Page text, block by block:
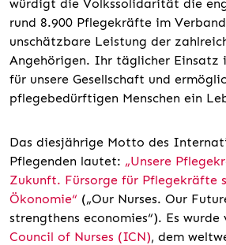
würdigt die Volkssolidarität die
rund 8.900 Pflegekräfte im
unschätzbare Leistung der
Angehörigen. Ihr täglicher Einsatz
für unsere Gesellschaft und
pflegebedürftigen Menschen ein
Das diesjährige Motto des
Pflegenden lautet: „Unsere
Zukunft. Fürsorge für Pflegekräfte
Ökonomie“ („Our Nurses. Our
strengthens economies“). Es wurde
Council of Nurses (ICN), dem